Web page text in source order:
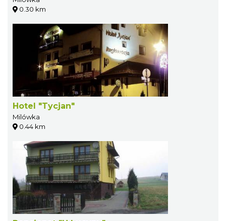
0.30 km
Hotel "Tycjan"
Milówka
0.44 km